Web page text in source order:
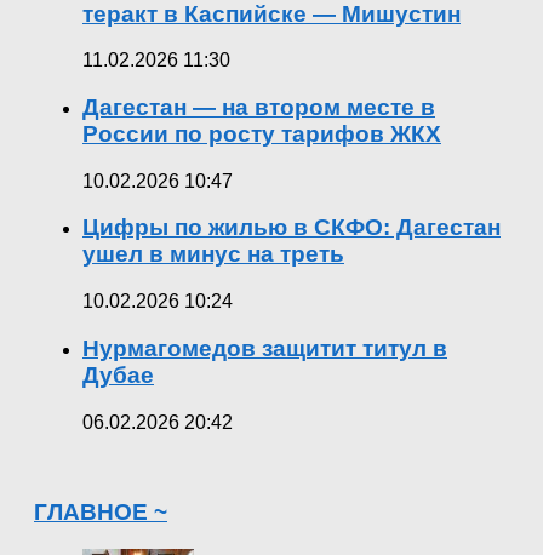
теракт в Каспийске — Мишустин
11.02.2026 11:30
Дагестан — на втором месте в
России по росту тарифов ЖКХ
10.02.2026 10:47
Цифры по жилью в СКФО: Дагестан
ушел в минус на треть
10.02.2026 10:24
Нурмагомедов защитит титул в
Дубае
06.02.2026 20:42
ГЛАВНОЕ ~